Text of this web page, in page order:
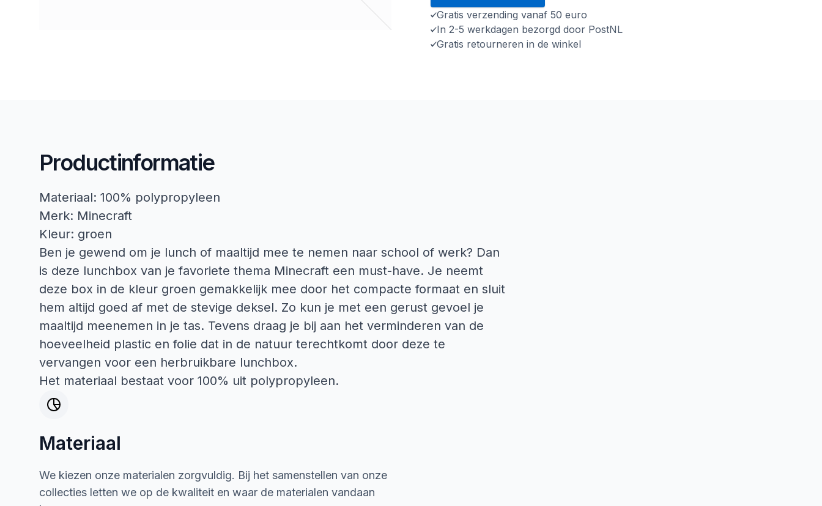
Gratis verzending vanaf 50 euro
In 2-5 werkdagen bezorgd door PostNL
Gratis retourneren in de winkel
Productinformatie
Materiaal: 100% polypropyleen
Merk: Minecraft
Kleur: groen
Ben je gewend om je lunch of maaltijd mee te nemen naar school of werk? Dan
is deze lunchbox van je favoriete thema Minecraft een must-have. Je neemt
deze box in de kleur groen gemakkelijk mee door het compacte formaat en sluit
hem altijd goed af met de stevige deksel. Zo kun je met een gerust gevoel je
maaltijd meenemen in je tas. Tevens draag je bij aan het verminderen van de
hoeveelheid plastic en folie dat in de natuur terechtkomt door deze te
vervangen voor een herbruikbare lunchbox.
Het materiaal bestaat voor 100% uit polypropyleen.
Materiaal
We kiezen onze materialen zorgvuldig. Bij het samenstellen van onze
collecties letten we op de kwaliteit en waar de materialen vandaan